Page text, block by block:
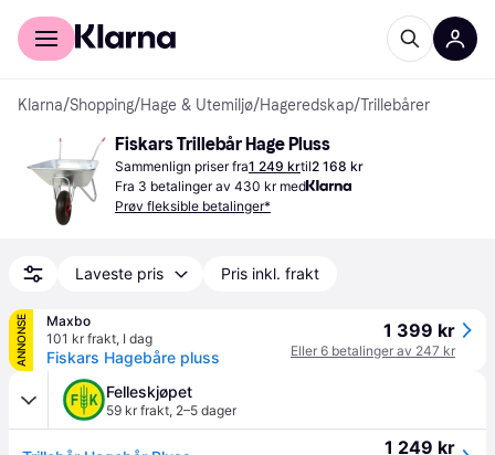
For kunder
Klarna/Shopping/Hage & Utemiljø/Hageredskap/Trillebårer
Fiskars Trillebår Hage Pluss
Sammenlign priser fra1 249 krtil2 168 kr
Fra 3 betalinger av 430 kr med
Prøv fleksible betalinger*
Laveste pris Pris inkl. frakt
ANNONSE
Maxbo
101 kr frakt, I dag
Fiskars Hagebåre pluss
1 399 kr
Eller 6 betalinger av 247 kr
Felleskjøpet
59 kr frakt, 2–5 dager
1 249 kr